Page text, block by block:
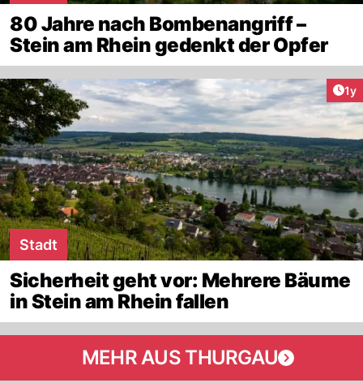
80 Jahre nach Bombenangriff –
Stein am Rhein gedenkt der Opfer
1y
Stadt
Sicherheit geht vor: Mehrere Bäume
in Stein am Rhein fallen
MEHR AUS THURGAU